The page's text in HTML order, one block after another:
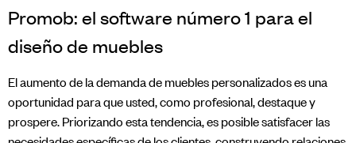
Promob: el software número 1 para el
diseño de muebles
El aumento de la demanda de muebles personalizados es una
oportunidad para que usted, como profesional, destaque y
prospere. Priorizando esta tendencia, es posible satisfacer las